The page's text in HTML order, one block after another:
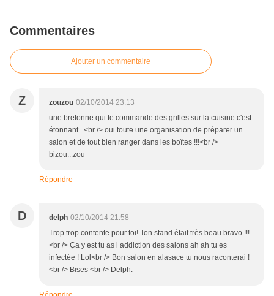
Commentaires
Ajouter un commentaire
Z zouzou 02/10/2014 23:13
une bretonne qui te commande des grilles sur la cuisine c'est
étonnant...<br /> oui toute une organisation de préparer un
salon et de tout bien ranger dans les boîtes !!!<br />
bizou...zou
Répondre
D delph 02/10/2014 21:58
Trop trop contente pour toi! Ton stand était très beau bravo !!!
<br /> Ça y est tu as l addiction des salons ah ah tu es
infectée ! Lol<br /> Bon salon en alasace tu nous raconterai !
<br /> Bises <br /> Delph.